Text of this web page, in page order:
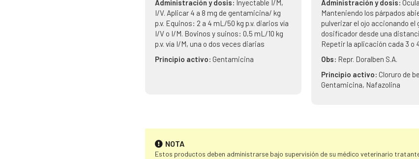
Administración y dosis: Inyectable I/M,
I/V. Aplicar 4 a 8 mg de gentamicina/ kg
p.v. Equinos: 2 a 4 mL/50 kg p.v. diarios vía
I/V o I/M. Bovinos y suinos: 0,5 mL/10 kg
p.v. vía I/M, una o dos veces diarias
Principio activo:Gentamicina
Administración y dosis:
Manteniendo los párpados
pulverizar el ojo accionando el
dosificador desde una
Repetir la aplicación cada 3 o
Obs: Repr. Doralben S.A.
Principio activo: Cloruro de
Gentamicina, Nafazolina
NOTA
Estos productos deben administrarse bajo supervisión de su médico veterinario